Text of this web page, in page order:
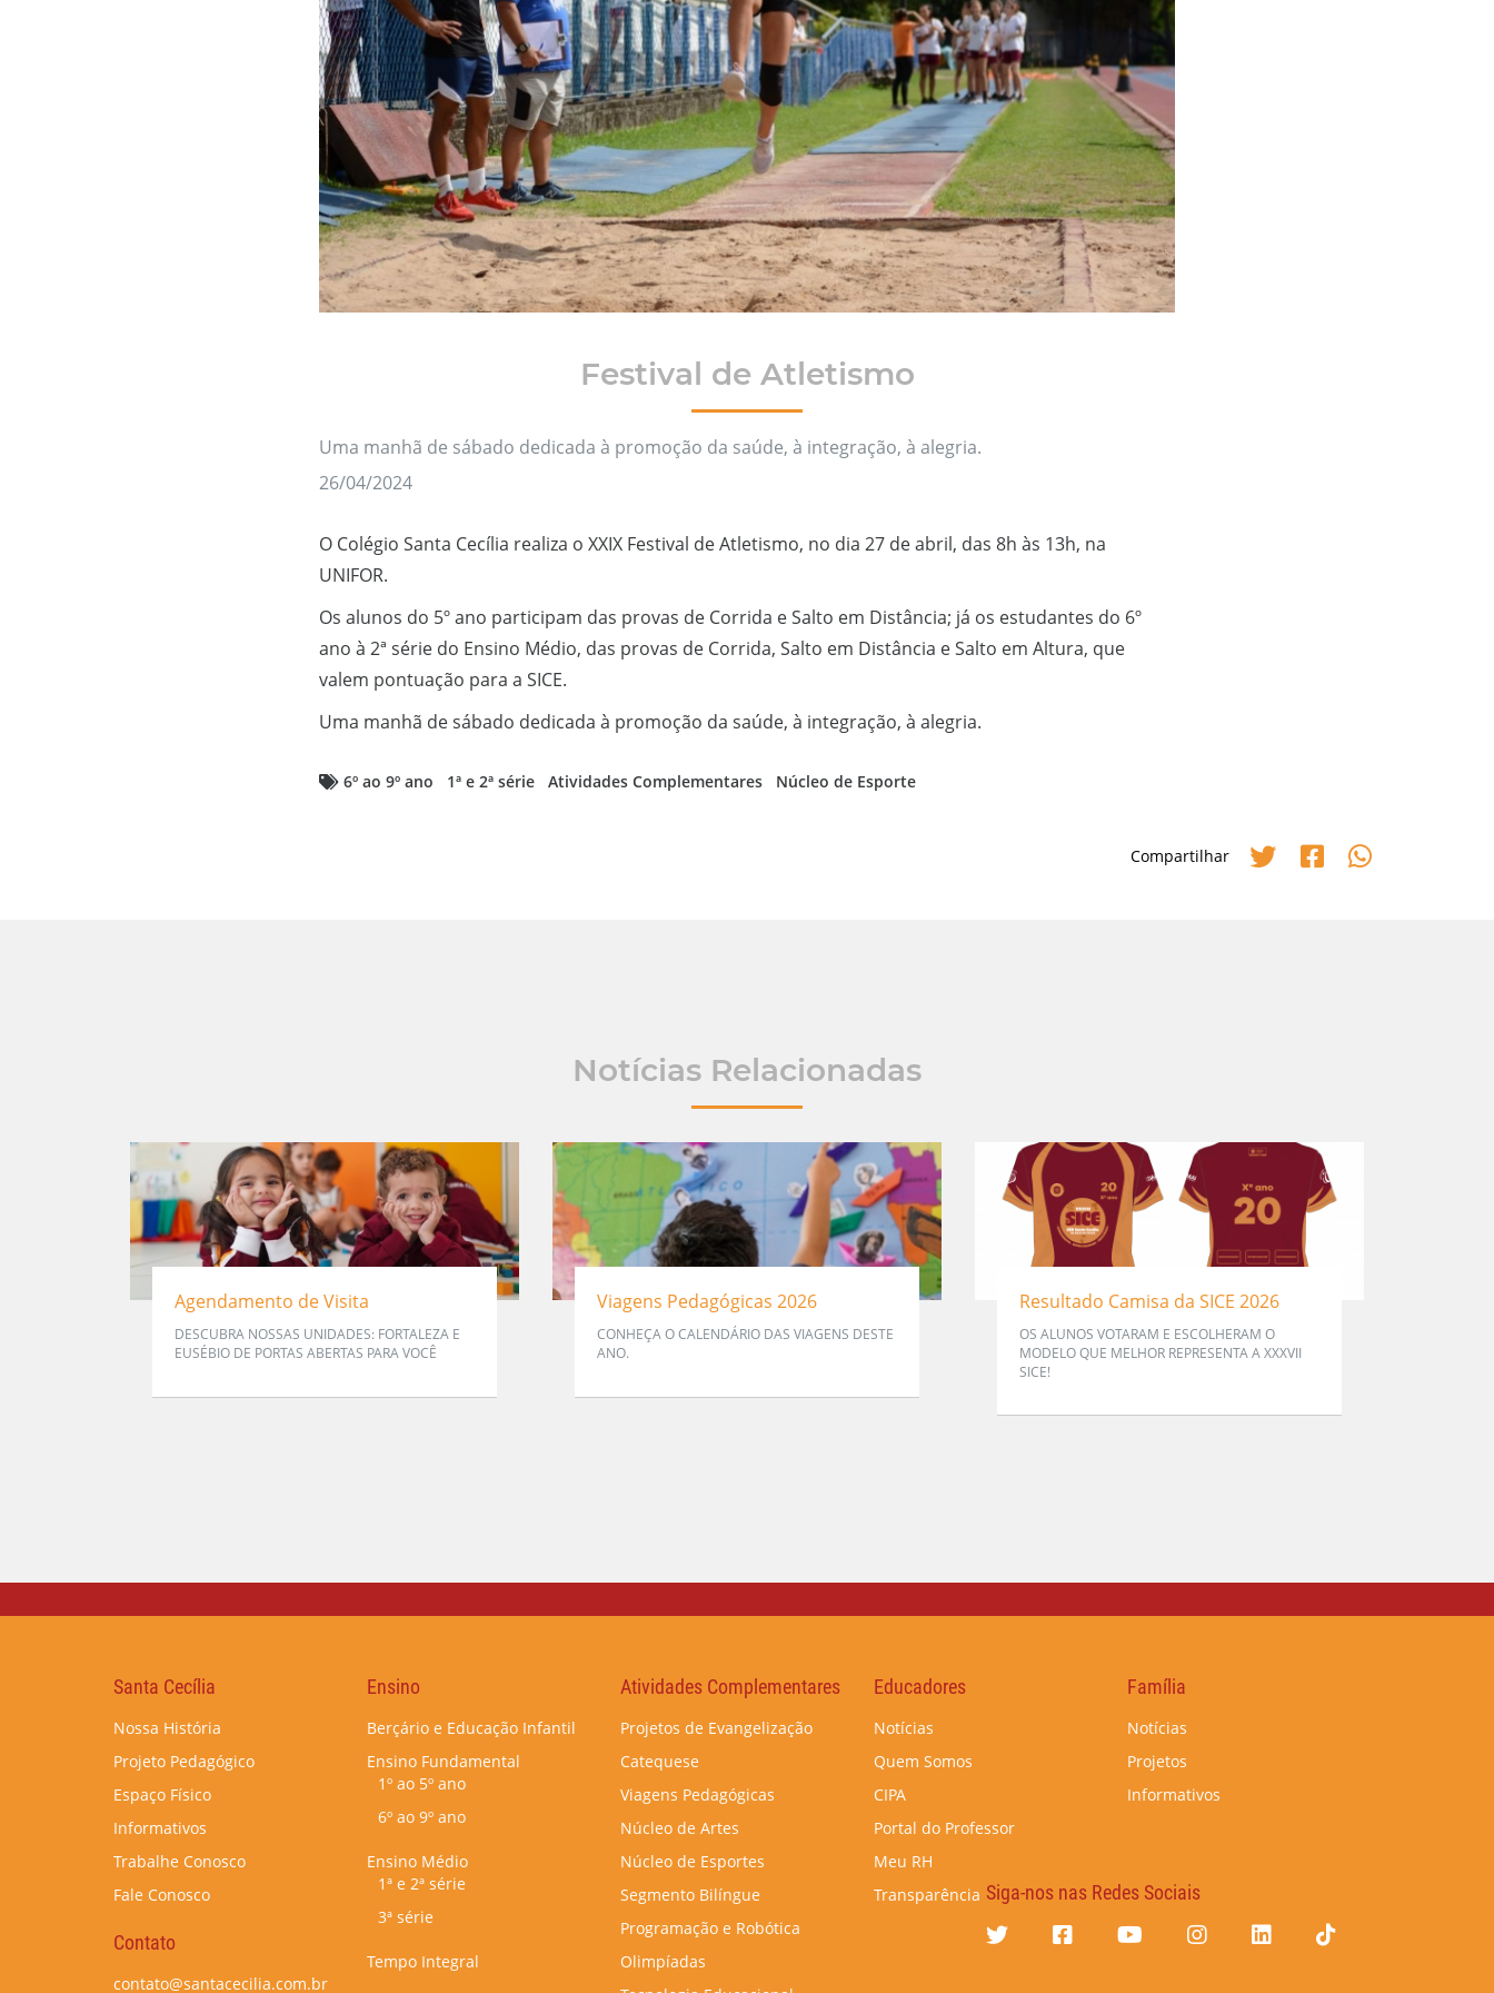
Festival de Atletismo
Uma manhã de sábado dedicada à promoção da saúde, à integração, à alegria.
26/04/2024
O Colégio Santa Cecília realiza o XXIX Festival de Atletismo, no dia 27 de abril, das 8h às 13h, na
UNIFOR.
Os alunos do 5º ano participam das provas de Corrida e Salto em Distância; já os estudantes do 6º
ano à 2ª série do Ensino Médio, das provas de Corrida, Salto em Distância e Salto em Altura, que
valem pontuação para a SICE.
Uma manhã de sábado dedicada à promoção da saúde, à integração, à alegria.
6º ao 9º ano 1ª e 2ª série Atividades Complementares Núcleo de Esporte
Compartilhar
Notícias Relacionadas
Agendamento de Visita
DESCUBRA NOSSAS UNIDADES: FORTALEZA E
EUSÉBIO DE PORTAS ABERTAS PARA VOCÊ
Viagens Pedagógicas 2026
CONHEÇA O CALENDÁRIO DAS VIAGENS DESTE
ANO.
Resultado Camisa da SICE 2026
OS ALUNOS VOTARAM E ESCOLHERAM O
MODELO QUE MELHOR REPRESENTA A XXXVII
SICE!
Santa Cecília
Nossa História
Projeto Pedagógico
Espaço Físico
Informativos
Trabalhe Conosco
Fale Conosco
Contato
contato@santacecilia.com.br
Ensino
Berçário e Educação Infantil
Ensino Fundamental
1º ao 5º ano
6º ao 9º ano
Ensino Médio
1ª e 2ª série
3ª série
Tempo Integral
Atividades Complementares
Projetos de Evangelização
Catequese
Viagens Pedagógicas
Núcleo de Artes
Núcleo de Esportes
Segmento Bilíngue
Programação e Robótica
Olimpíadas
Educadores
Notícias
Quem Somos
CIPA
Portal do Professor
Meu RH
Transparência
Família
Notícias
Projetos
Informativos
Siga-nos nas Redes Sociais